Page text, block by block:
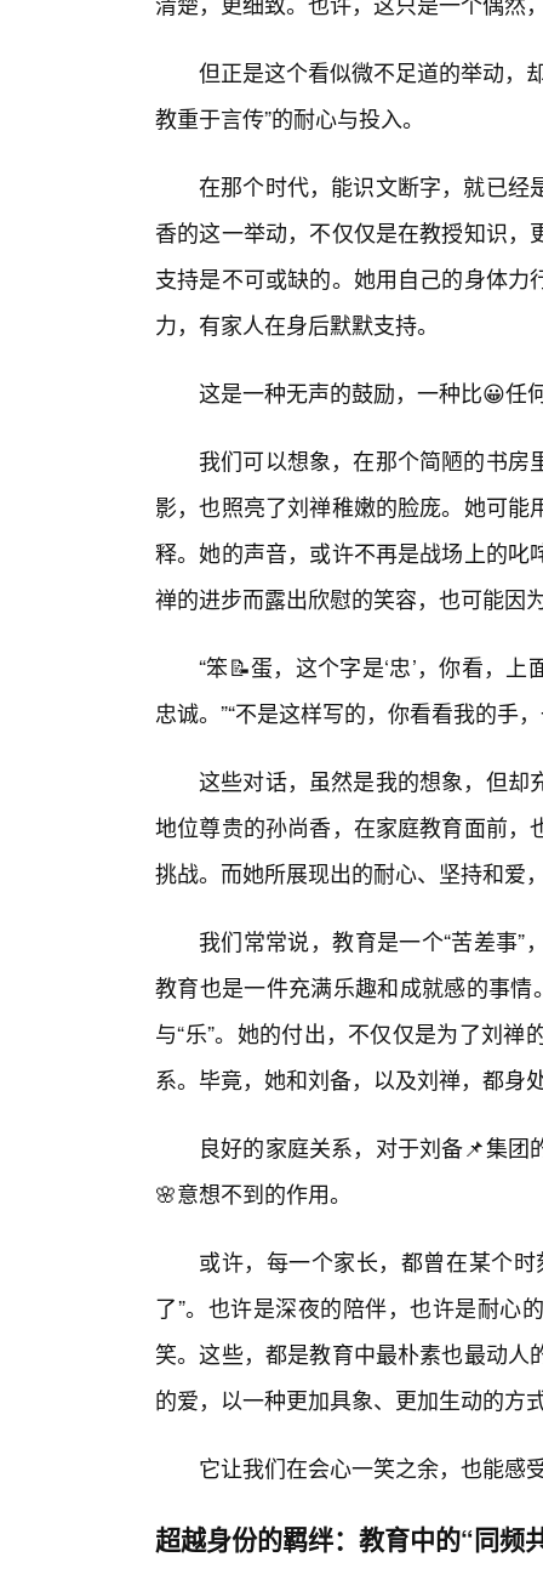
但正是这个看似微不足道的举动
教重于言传”的耐心与投入。
在那个时代，能识文断字，就已经
香的这一举动，不仅仅是在教授知识
支持是不可或缺的。她用自己的身体
力，有家人在身后默默支持。
这是一种无声的鼓励，一种比😀任
我们可以想象，在那个简陋的书
影，也照亮了刘禅稚嫩的脸庞。她可
释。她的声音，或许不再是战场上的
禅的进步而露出欣慰的笑容，也可能因
“笨📝蛋，这个字是‘忠’，你看，上
忠诚。”“不是这样写的，你看看我的手
这些对话，虽然是我的想象，但却
地位尊贵的孙尚香，在家庭教育面前
挑战。而她所展现出的耐心、坚持和爱
我们常常说，教育是一个“苦差事
教育也是一件充满乐趣和成就感的事
与“乐”。她的付出，不仅仅是为了刘
系。毕竟，她和刘备，以及刘禅，都身
良好的家庭关系，对于刘备📌集
🌸意想不到的作用。
或许，每一个家长，都曾在某个
了”。也许是深夜的陪伴，也许是耐心
笑。这些，都是教育中最朴素也最动
的爱，以一种更加具象、更加生动的方
它让我们在会心一笑之余，也能感
超越身份的羁绊：教育中的“同频